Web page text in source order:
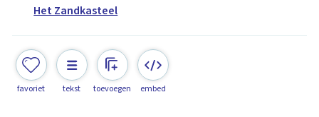
Het Zandkasteel
favoriet tekst toevoegen embed